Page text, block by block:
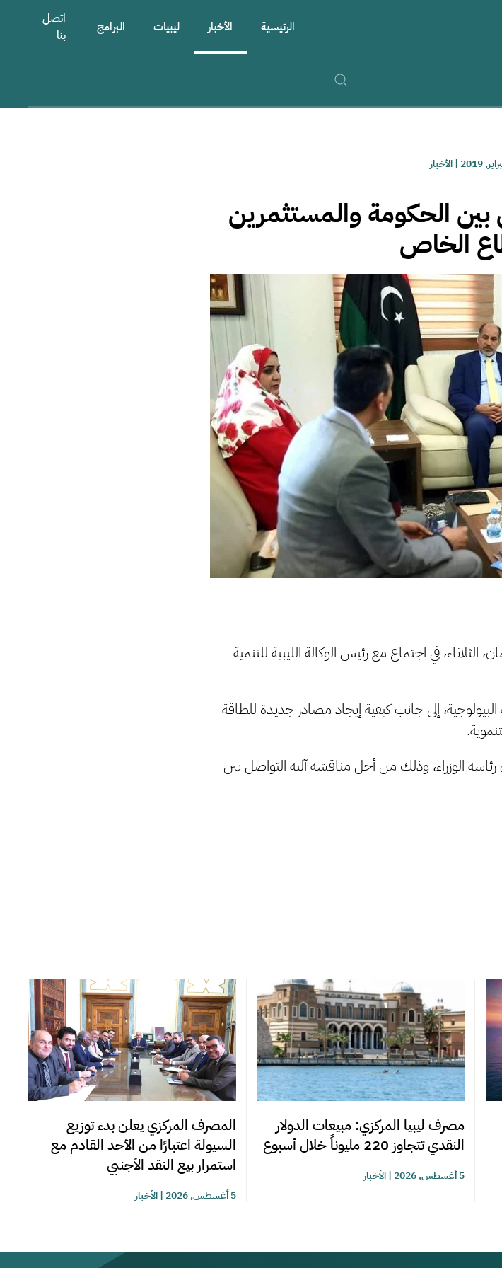
الرئيسية الأخبار ليبيات البرامج
اتصل
بنا
|الأخبار
الحكومة والمستثمرين
الخاص
في اجتماع مع رئيس الوكالة الليبية للتنمية
إلى جانب كيفية إيجاد مصادر جديدة للطاقة
الوزراء، وذلك من أجل مناقشة آلية التواصل بين
مصرف ليبيا المركزي: مبيعات الدولار
النقدي تتجاوز 220 مليوناً خلال أسبوع
5 أغسطس, 2026 |الأخبار
المصرف المركزي يعلن بدء توزيع
السيولة اعتبارًا من الأحد القادم مع
استمرار بيع النقد الأجنبي
5 أغسطس, 2026 |الأخبار